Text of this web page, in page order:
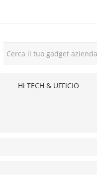
Hi TECH & UFFICIO